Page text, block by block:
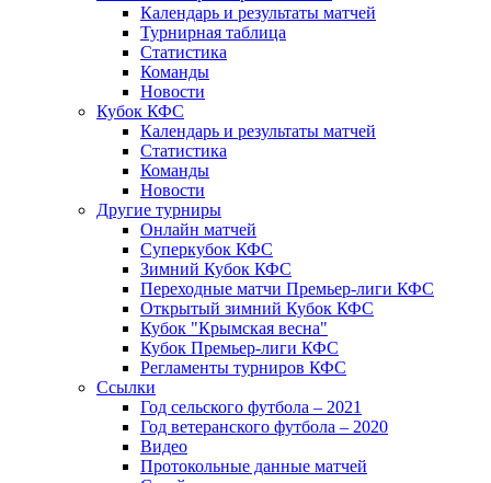
Календарь и результаты матчей
Турнирная таблица
Статистика
Команды
Новости
Кубок КФС
Календарь и результаты матчей
Статистика
Команды
Новости
Другие турниры
Онлайн матчей
Суперкубок КФС
Зимний Кубок КФС
Переходные матчи Премьер-лиги КФС
Открытый зимний Кубок КФС
Кубок "Крымская весна"
Кубок Премьер-лиги КФС
Регламенты турниров КФС
Ссылки
Год сельского футбола – 2021
Год ветеранского футбола – 2020
Видео
Протокольные данные матчей